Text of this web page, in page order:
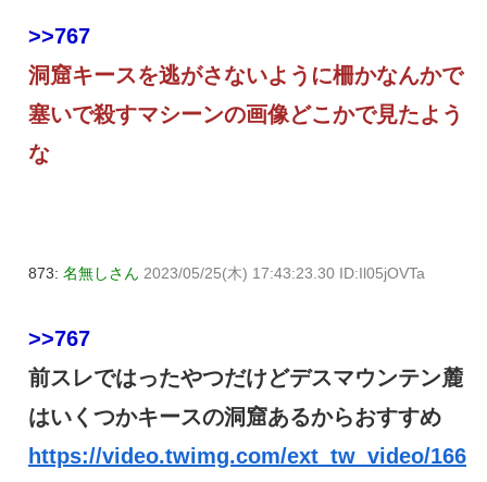
>>767
洞窟キースを逃がさないように柵かなんかで
塞いで殺すマシーンの画像どこかで見たよう
な
873: 名無しさん 2023/05/25(木) 17:43:23.30 ID:Il05jOVTa
>>767
前スレではったやつだけどデスマウンテン麓
はいくつかキースの洞窟あるからおすすめ
https://video.twimg.com/ext_tw_video/166